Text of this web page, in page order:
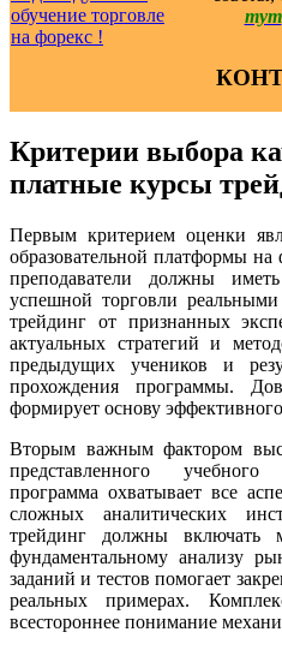
тут
Критерии выбора
платные курсы
Первым критерием оценки
образовательной платформы
преподаватели должны
успешной торговли
трейдинг от признанных
актуальных стратегий и
предыдущих учеников и
прохождения программы.
формирует основу
Вторым важным фактором
представленного
программа охватывает все
сложных аналитических
трейдинг должны включать
фундаментальному анализу
заданий и тестов помогает
реальных примерах.
всестороннее понимание